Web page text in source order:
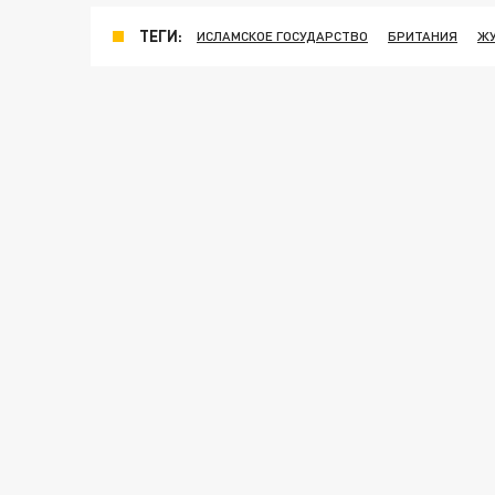
ТЕГИ: ИСЛАМСКОЕ ГОСУДАРСТВО БРИТАНИЯ